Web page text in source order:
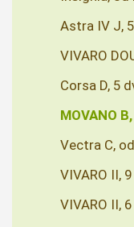
Astra IV J,
VIVARO
Corsa D, 5
MOVANO
Vectra C,
VIVARO II,
VIVARO II,